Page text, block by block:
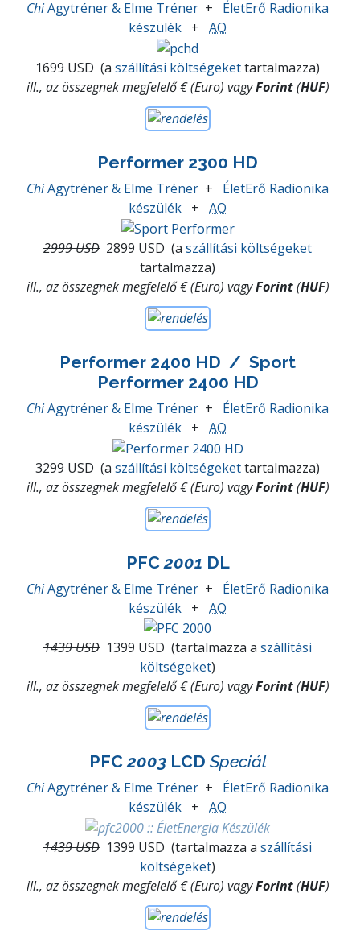
ChiAgytréner & Elme Tréner + ÉletErő Radionika
készülék + AO
1699 USD (a szállítási költségekettartalmazza)
ill., az összegnek megfelelő € (Euro) vagyForint(HUF)
Performer 2300 HD
ChiAgytréner & Elme Tréner + ÉletErő Radionika
készülék + AO
2999 USD 2899 USD (a szállítási költségeket
tartalmazza)
ill., az összegnek megfelelő € (Euro) vagyForint(HUF)
Performer 2400 HD / Sport
Performer 2400 HD
ChiAgytréner & Elme Tréner + ÉletErő Radionika
készülék + AO
3299 USD (a szállítási költségekettartalmazza)
ill., az összegnek megfelelő € (Euro) vagyForint(HUF)
PFC 2001 DL
ChiAgytréner & Elme Tréner + ÉletErő Radionika
készülék + AO
1439 USD 1399 USD (tartalmazza a szállítási
költségeket)
ill., az összegnek megfelelő € (Euro) vagyForint(HUF)
PFC2003LCD Speciál
ChiAgytréner & Elme Tréner + ÉletErő Radionika
készülék + AO
1439 USD 1399 USD (tartalmazza a szállítási
költségeket)
ill., az összegnek megfelelő € (Euro) vagyForint(HUF)